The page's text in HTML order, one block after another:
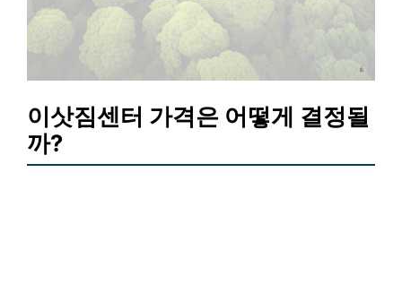
이삿짐센터 가격은 어떻게 결정될
까?